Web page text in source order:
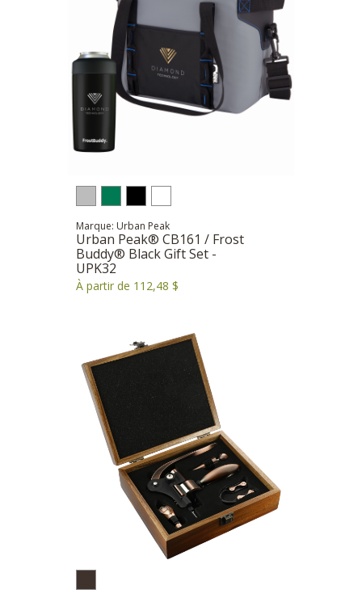
Marque: Urban Peak
Urban Peak® CB161 / Frost
Buddy® Black Gift Set -
UPK32
À partir de 112,48 $